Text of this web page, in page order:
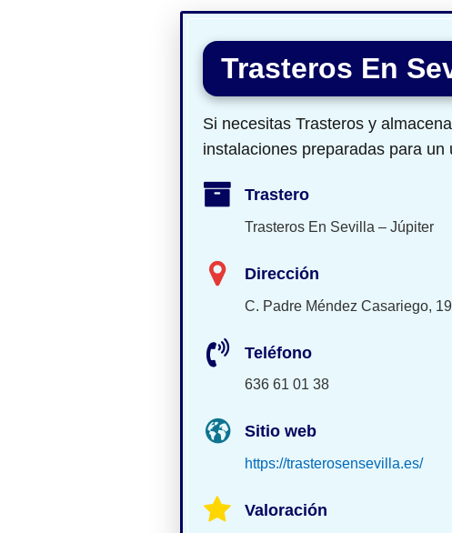
Trasteros En
Si necesitas Trasteros y
instalaciones preparadas para un
Trastero
Trasteros En Sevilla – Júpiter
Dirección
C. Padre Méndez Casariego,
Teléfono
636 61 01 38
Sitio web
https://trasterosensevilla.es/
Valoración